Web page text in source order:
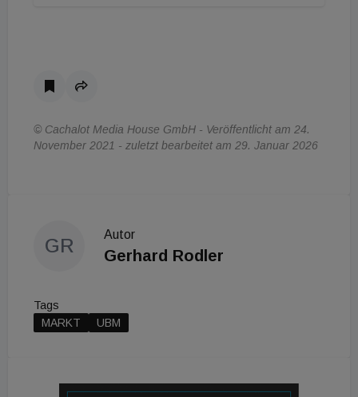
© Cachalot Media House GmbH - Veröffentlicht am 24.
November 2021 - zuletzt bearbeitet am 29. Januar 2026
GR
Autor
Gerhard Rodler
Tags
MARKT
UBM